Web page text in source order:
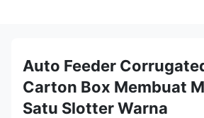
Auto Feeder
Carton Box Membuat
Satu Slotter Warna